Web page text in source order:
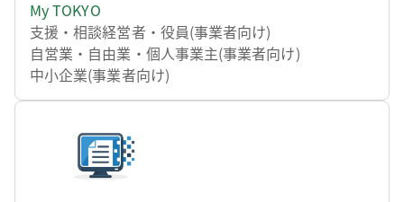
ントの防止に関する指針（ガイドライン）」を策定
しましたので、お知らせします。
My TOKYO
支援・相談経営者・役員(事業者向け)
自営業・自由業・個人事業主(事業者向け)
中小企業(事業者向け)